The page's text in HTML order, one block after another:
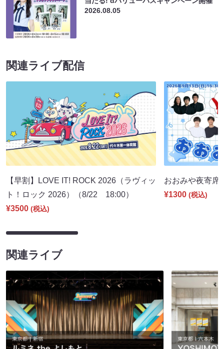
2026.08.05
関連ライブ配信
【早割】LOVE IT! ROCK 2026（ラヴィッ
ト！ロック 2026）（8/22 18:00）
¥3500 (税込)
おおみや夜寄
¥1300 (税込)
関連ライブ